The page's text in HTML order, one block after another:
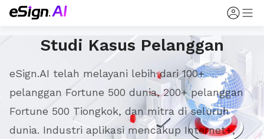
Studi Kasus Pelanggan
eSign.AI telah melayani lebih dari 100+
pelanggan Fortune 500 dunia, 200+ pelanggan
Fortune 500 Tiongkok, dan mitra di seluruh
dunia. Industri aplikasi mencakup Internet+,